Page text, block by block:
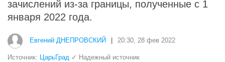
зачислений из-за границы, полученные с 1
января 2022 года.
Евгений ДНЕПРОВСКИЙ 20:30, 28 фев 2022
Источник: ЦарьГрад ✓ Надежный источник